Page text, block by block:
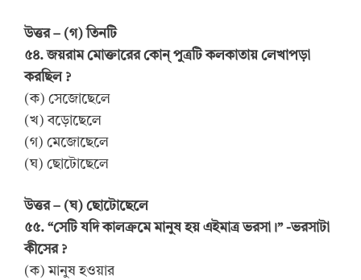
উত্তর – (গ) তিনটি
৫৪. জয়রাম মোক্তারের কোন্ পুত্রটি কলকাতায় লেখাপড়া
করছিল ?
(ক) সেজোছেলে
(খ) বড়োছেলে
(গ) মেজোছেলে
(ঘ) ছোটোছেলে
উত্তর – (ঘ) ছোটোছেলে
৫৫. “সেটি যদি কালক্রমে মানুষ হয় এইমাত্র ভরসা।” -ভরসাটা
কীসের ?
(ক) মানুষ হওয়ার